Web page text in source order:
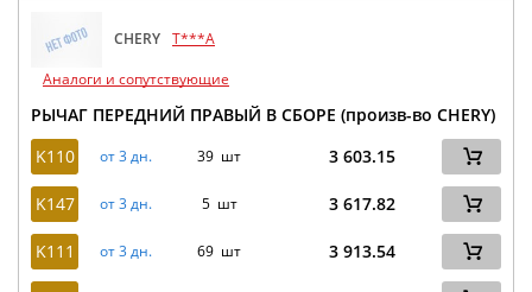
CHERY T***A
Аналоги и сопутствующие
РЫЧАГ ПЕРЕДНИЙ ПРАВЫЙ В СБОРЕ (произв-во CHERY)
K110
от 3 дн. 39 шт 3 603.15
K147 от 3 дн. 5 шт 3 617.82
K111 от 3 дн. 69 шт 3 913.54